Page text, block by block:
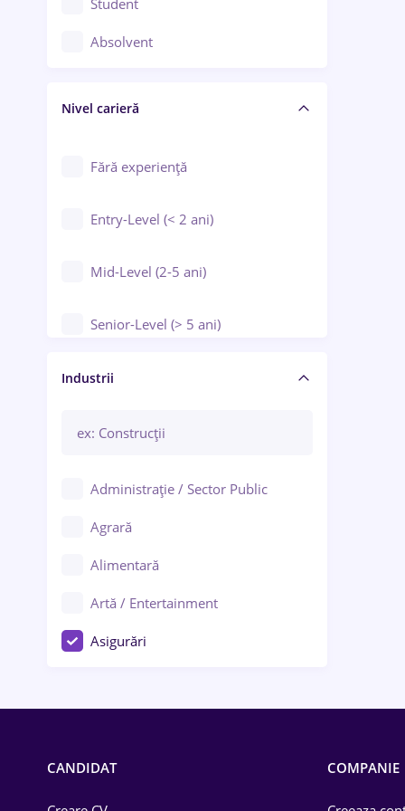
Controlul calității
Educație / Training / Arte
Student
Absolvent
Nivel carieră
Fără experiență
Entry-Level (< 2 ani)
Mid-Level (2-5 ani)
Senior-Level (> 5 ani)
Manager / Executiv
Industrii
Administrație / Sector Public
Agrară
Alimentară
Artă / Entertainment
Asigurări
CANDIDAT COMPANIE